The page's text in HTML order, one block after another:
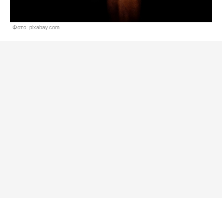
Фото: pixabay.com